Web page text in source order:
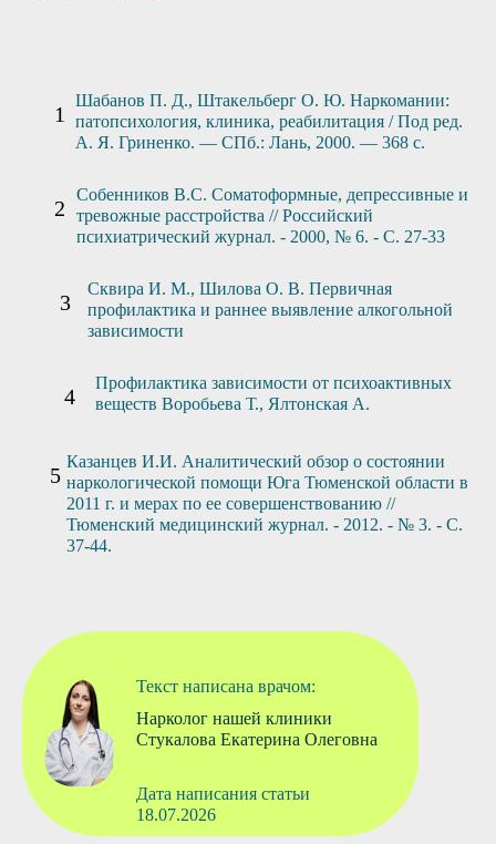
Шабанов П. Д., Штакельберг О. Ю. Наркомании:
патопсихология, клиника, реабилитация / Под ред.
А. Я. Гриненко. — СПб.: Лань, 2000. — 368 с.
Собенников В.С. Соматоформные, депрессивные и
тревожные расстройства // Российский
психиатрический журнал. - 2000, № 6. - С. 27-33
Сквира И. М., Шилова О. В. Первичная
профилактика и раннее выявление алкогольной
зависимости
Профилактика зависимости от психоактивных
веществ Воробьева Т., Ялтонская А.
Казанцев И.И. Аналитический обзор о состоянии
наркологической помощи Юга Тюменской области в
2011 г. и мерах по ее совершенствованию //
Тюменский медицинский журнал. - 2012. - № 3. - С.
37-44.
Текст написана врачом:
Нарколог нашей клиники
Стукалова Екатерина Олеговна
Дата написания статьи
18.07.2026